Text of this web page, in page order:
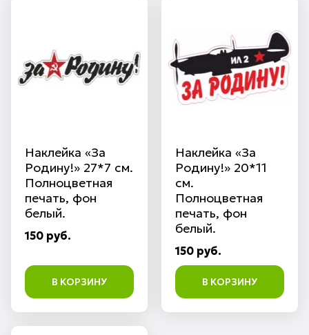
Наклейка «За
Родину!» 27*7 см.
Полноцветная
печать, фон
белый.
150 руб.
В КОРЗИНУ
Наклейка «За
Родину!» 20*11
см.
Полноцветная
печать, фон
белый.
150 руб.
В КОРЗИНУ